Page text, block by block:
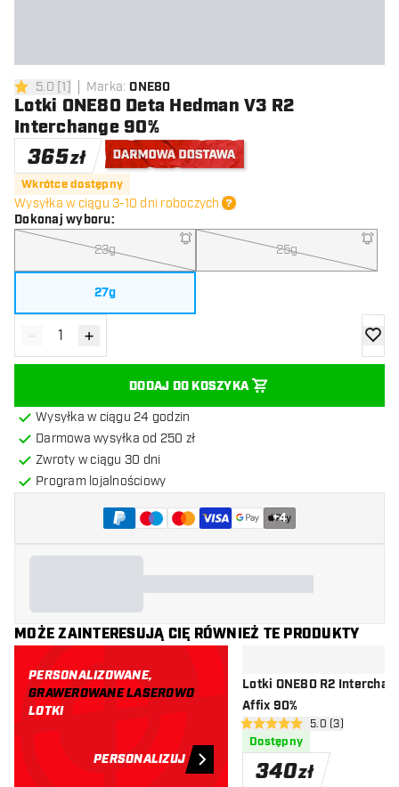
5 gwiazdki oceny
5.0 [1] Marka: ONE80
Lotki ONE80 Deta Hedman V3 R2
Interchange 90%
365zł
Darmowa dostawa
Wkrótce dostępny
Wysyłka w ciągu 3-10 dni roboczych
Dokonaj wyboru:
23g 25g
27g
Zmniejsz ilość
- Zwiększ ilość
+
DODAJ DO KOSZYKA
Wysyłka w ciągu 24 godzin
Darmowa wysyłka od 250 zł
Zwroty w ciągu 30 dni
Program lojalnościowy
+4
MOŻE ZAINTERESUJĄ CIĘ RÓWNIEŻ TE PRODUKTY
PERSONALIZOWANE,
GRAWEROWANE LASEROWO
LOTKI
PERSONALIZUJ
Lotki ONE80 R2
Affix 90%
otwórz panel
5 gwiazdki oceny5.0 (3)
Dostępny
340zł